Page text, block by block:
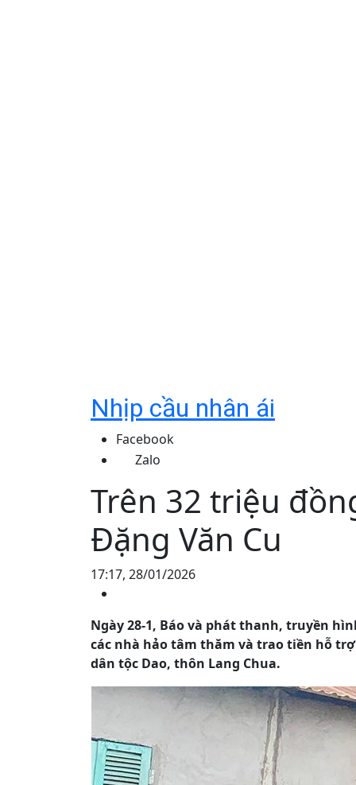
Nhịp cầu nhân ái
Facebook
Zalo
Trên 32 triệu
Đặng Văn Cu
17:17, 28/01/2026
Ngày 28-1, Báo và phát thanh, truyền
các nhà hảo tâm thăm và trao tiền hỗ
dân tộc Dao, thôn Lang Chua.